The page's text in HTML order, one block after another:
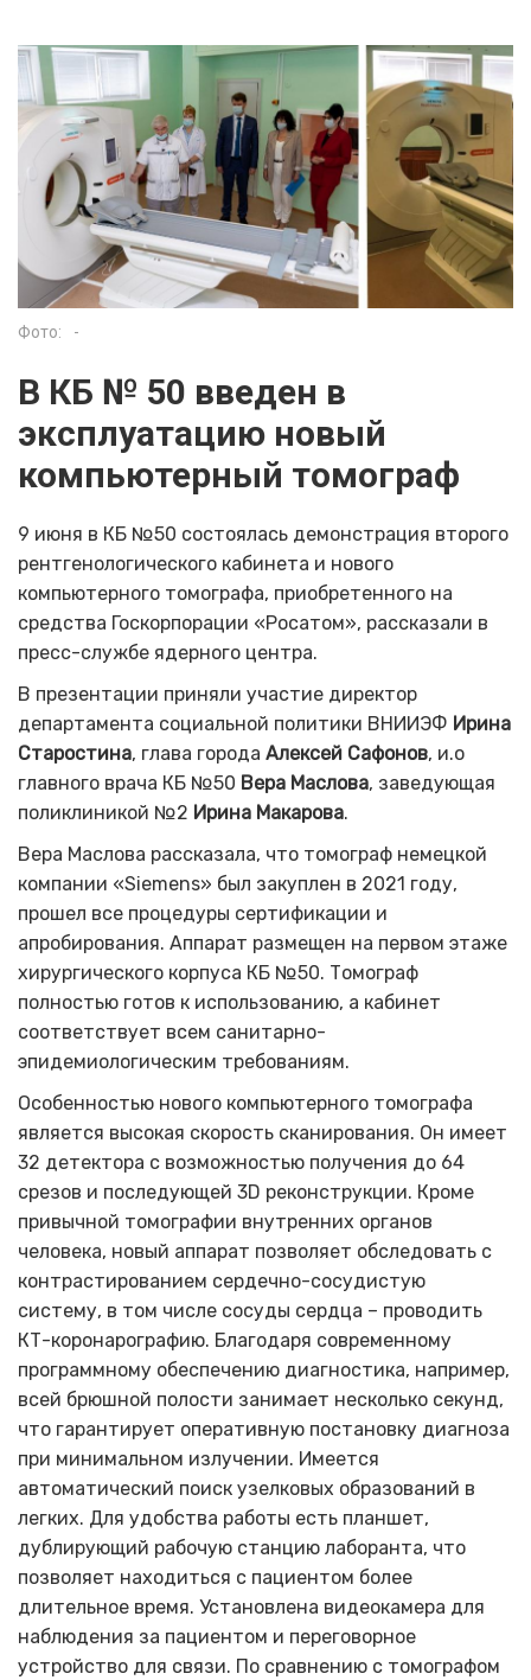
Фото: -
В КБ № 50 введен в
эксплуатацию новый
компьютерный томограф
9 июня в КБ №50 состоялась демонстрация второго
рентгенологического кабинета и нового
компьютерного томографа, приобретенного на
средства Госкорпорации «Росатом», рассказали в
пресс-службе ядерного центра.
В презентации приняли участие директор
департамента социальной политики ВНИИЭФ Ирина
Старостина, глава города Алексей Сафонов, и.о
главного врача КБ №50 Вера Маслова, заведующая
поликлиникой №2 Ирина Макарова.
Вера Маслова рассказала, что томограф немецкой
компании «Siemens» был закуплен в 2021 году,
прошел все процедуры сертификации и
апробирования. Аппарат размещен на первом этаже
хирургического корпуса КБ №50. Томограф
полностью готов к использованию, а кабинет
соответствует всем санитарно-
эпидемиологическим требованиям.
Особенностью нового компьютерного томографа
является высокая скорость сканирования. Он имеет
32 детектора с возможностью получения до 64
срезов и последующей 3D реконструкции. Кроме
привычной томографии внутренних органов
человека, новый аппарат позволяет обследовать с
контрастированием сердечно-сосудистую
систему, в том числе сосуды сердца – проводить
КТ-коронарографию. Благодаря современному
программному обеспечению диагностика, например,
всей брюшной полости занимает несколько секунд,
что гарантирует оперативную постановку диагноза
при минимальном излучении. Имеется
автоматический поиск узелковых образований в
легких. Для удобства работы есть планшет,
дублирующий рабочую станцию лаборанта, что
позволяет находиться с пациентом более
длительное время. Установлена видеокамера для
наблюдения за пациентом и переговорное
устройство для связи. По сравнению с томографом